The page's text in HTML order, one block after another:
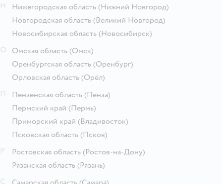
Нижегородская область (Нижний Новгород)
Новгородская область (Великий Новгород)
Новосибирская область (Новосибирск)
Омская область (Омск)
Оренбургская область (Оренбург)
Орловская область (Орёл)
Пензенская область (Пенза)
Пермский край (Пермь)
Приморский край (Владивосток)
Псковская область (Псков)
Ростовская область (Ростов-на-Дону)
Рязанская область (Рязань)